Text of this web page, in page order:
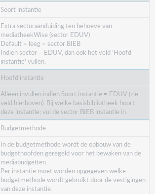
Soort instantie
Extra sectoraanduiding ten behoeve van
mediatheekWise (sector EDUV)
Default = leeg = sector BIEB
Indien sector = EDUV, dan ook het veld ‘Hoofd
instantie’ vullen.
Hoofd instantie
Alleen invullen indien Soort instantie = EDUV (zie
veld hierboven). Bij welke basisbibliotheek hoort
deze instantie; vul de sector BIEB instantie in.
Budgetmethode
In de budgetmethode wordt de opbouw van de
budgethoofden geregeld voor het bewaken van de
mediabudgetten.
Per instantie moet worden opgegeven welke
budgetmethode wordt gebruikt door de vestigingen
van deze instantie.